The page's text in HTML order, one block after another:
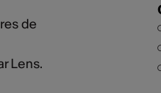
de
Lens.